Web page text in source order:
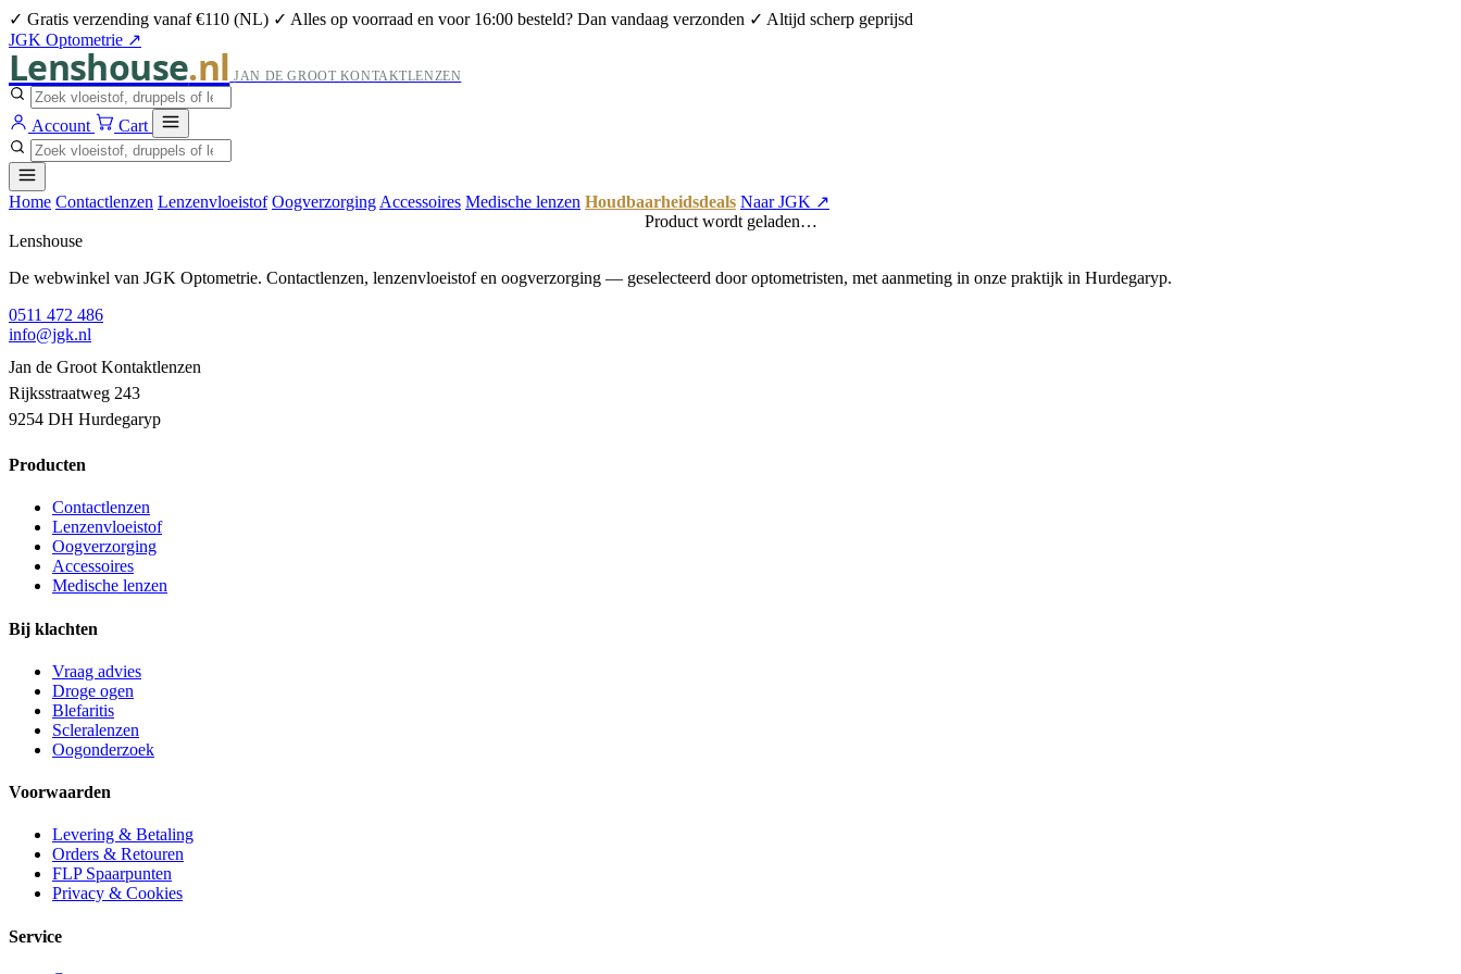
✓ Gratis verzending vanaf €110 (NL) ✓ Alles op voorraad en voor 16:00 besteld? Dan vandaag verzonden ✓ Altijd scherp geprijsd
JGK Optometrie ↗
Lenshouse.nl JAN DE GROOT KONTAKTLENZEN
Account Cart
Home Contactlenzen Lenzenvloeistof Oogverzorging Accessoires Medische lenzen Houdbaarheidsdeals Naar JGK ↗
Product wordt geladen…
Lenshouse
De webwinkel van JGK Optometrie. Contactlenzen, lenzenvloeistof en oogverzorging — geselecteerd door optometristen, met aanmeting in onze praktijk in Hurdegaryp.
0511 472 486
info@jgk.nl
Jan de Groot Kontaktlenzen
Rijksstraatweg 243
9254 DH Hurdegaryp
Producten
Contactlenzen
Lenzenvloeistof
Oogverzorging
Accessoires
Medische lenzen
Bij klachten
Vraag advies
Droge ogen
Blefaritis
Scleralenzen
Oogonderzoek
Voorwaarden
Levering & Betaling
Orders & Retouren
FLP Spaarpunten
Privacy & Cookies
Service